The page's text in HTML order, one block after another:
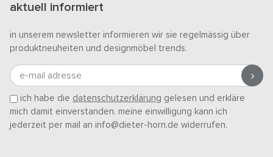
aktuell informiert
in unserem newsletter informieren wir sie regelmässig über
produktneuheiten und designmöbel trends.
e-mail adresse
ich habe die datenschutzerklärung gelesen und erkläre
mich damit einverstanden. meine einwilligung kann ich
jederzeit per mail an info@dieter-horn.de widerrufen.